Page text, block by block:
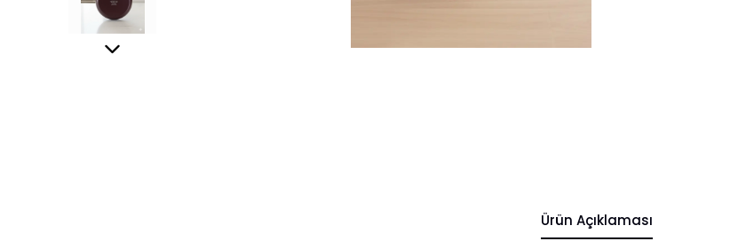
Ürün Açıklaması